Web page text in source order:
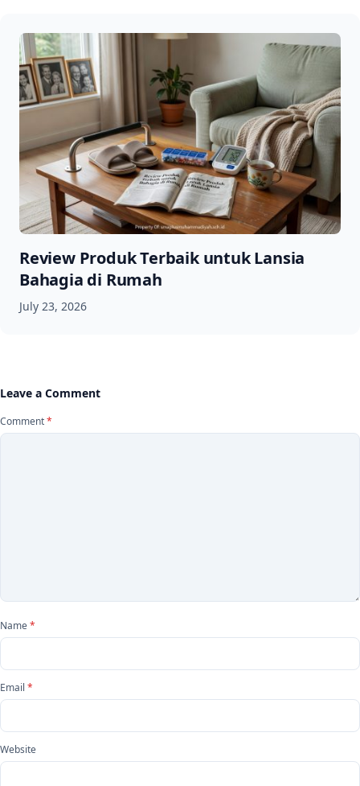
Review Produk Terbaik untuk Lansia
Bahagia di Rumah
July 23, 2026
Leave a Comment
Comment*
Name*
Email *
Website